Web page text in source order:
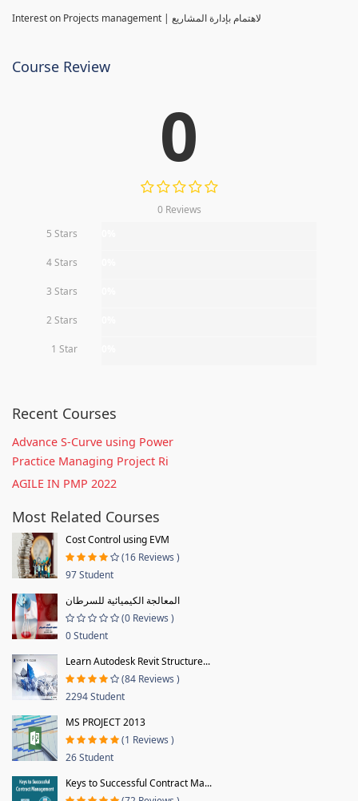
Interest on Projects management | لاهتمام بإدارة المشاريع
Course Review
0
0 Reviews
5 Stars
4 Stars
3 Stars
2 Stars
1 Star
Recent Courses
Advance S-Curve using Power
Practice Managing Project Ri
AGILE IN PMP 2022
Most Related Courses
Cost Control using EVM
(16 Reviews )
97 Student
المعالجة الكيميائية للسرطان
(0 Reviews )
0 Student
Learn Autodesk Revit Structure...
(84 Reviews )
2294 Student
MS PROJECT 2013
(1 Reviews )
26 Student
Keys to Successful Contract Ma...